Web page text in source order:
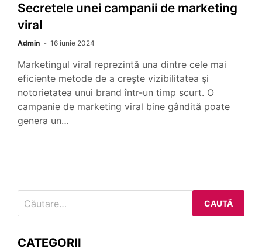
Secretele unei campanii de marketing
viral
Admin 16 iunie 2024
Marketingul viral reprezintă una dintre cele mai
eficiente metode de a crește vizibilitatea și
notorietatea unui brand într-un timp scurt. O
campanie de marketing viral bine gândită poate
genera un…
după:
CATEGORII